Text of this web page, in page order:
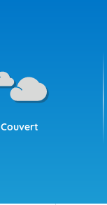
Couvert